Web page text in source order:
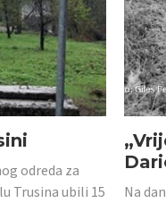
odreda za
Trusina ubili 15
Na